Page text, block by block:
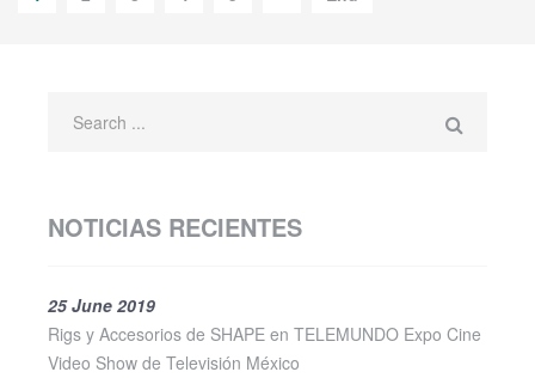
NOTICIAS RECIENTES
25 June 2019
Rigs y Accesorios de SHAPE en TELEMUNDO Expo Cine
Video Show de Televisión México